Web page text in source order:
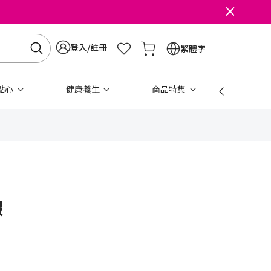
登入/註冊 繁體字
心 健康養生 商品特集